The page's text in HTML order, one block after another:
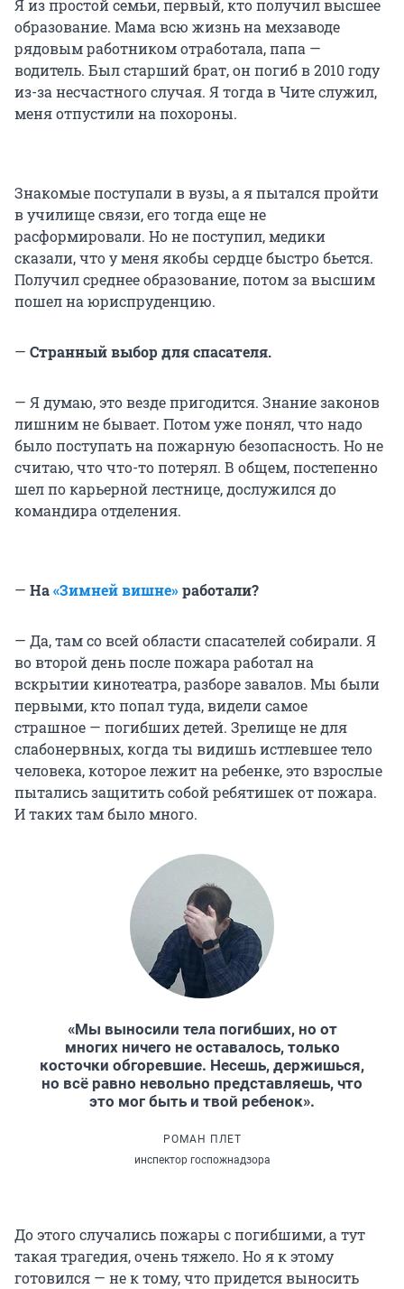
Я из простой семьи, первый, кто получил высшее
образование. Мама всю жизнь на мехзаводе
рядовым работником отработала, папа —
водитель. Был старший брат, он погиб в 2010 году
из-за несчастного случая. Я тогда в Чите служил,
меня отпустили на похороны.
Знакомые поступали в вузы, а я пытался пройти
в училище связи, его тогда еще не
расформировали. Но не поступил, медики
сказали, что у меня якобы сердце быстро бьется.
Получил среднее образование, потом за высшим
пошел на юриспруденцию.
— Странный выбор для спасателя.
— Я думаю, это везде пригодится. Знание законов
лишним не бывает. Потом уже понял, что надо
было поступать на пожарную безопасность. Но не
считаю, что что-то потерял. В общем, постепенно
шел по карьерной лестнице, дослужился до
командира отделения.
— На«Зимней вишне»работали?
— Да, там со всей области спасателей собирали. Я
во второй день после пожара работал на
вскрытии кинотеатра, разборе завалов. Мы были
первыми, кто попал туда, видели самое
страшное — погибших детей. Зрелище не для
слабонервных, когда ты видишь истлевшее тело
человека, которое лежит на ребенке, это взрослые
пытались защитить собой ребятишек от пожара.
И таких там было много.
«Мы выносили тела погибших, но от
многих ничего не оставалось, только
косточки обгоревшие. Несешь, держишься,
но всё равно невольно представляешь, что
это мог быть и твой ребенок».
РОМАН ПЛЕТ
инспектор госпожнадзора
До этого случались пожары с погибшими, а тут
такая трагедия, очень тяжело. Но я к этому
готовился — не к тому, что придется выносить